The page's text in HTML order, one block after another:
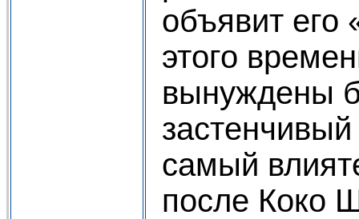
объявит
этого
вынуждены
самый
после Коко